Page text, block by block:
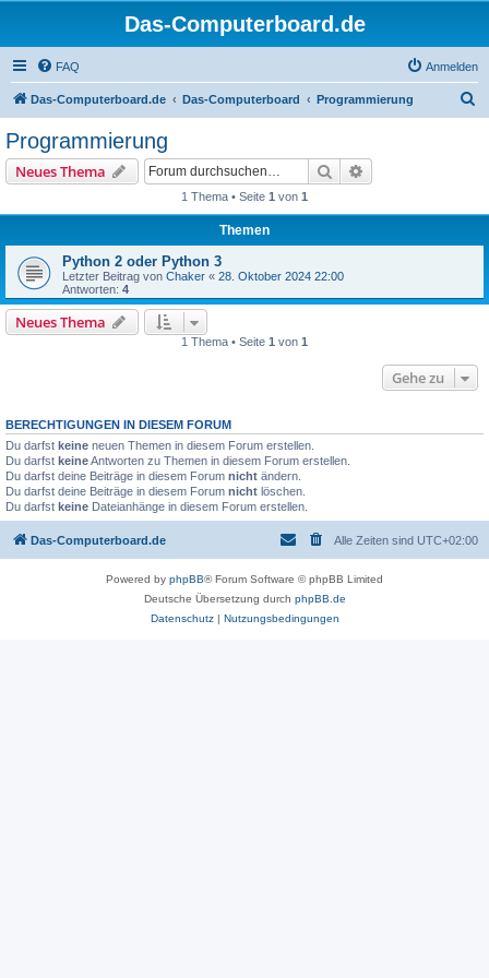
Das-Computerboard.de
FAQ Anmelden
Das-Computerboard.de Das-Computerboard Programmierung
Programmierung
Neues Thema Suche
1 Thema • Seite 1 von 1
Themen
Python 2 oder Python 3
Letzter Beitrag von Chaker « 28. Oktober 2024 22:00
Antworten: 4
Neues Thema
1 Thema • Seite 1 von 1
Gehe zu
BERECHTIGUNGEN IN DIESEM FORUM
Du darfst keine neuen Themen in diesem Forum erstellen.
Du darfst keineAntworten zu Themen in diesem Forum erstellen.
Du darfst deine Beiträge in diesem Forum nicht ändern.
Du darfst deine Beiträge in diesem Forum nicht löschen.
Du darfst keine Dateianhänge in diesem Forum erstellen.
Das-Computerboard.de Alle Zeiten sind UTC+02:00
Powered by phpBB® Forum Software © phpBB Limited
Deutsche Übersetzung durch phpBB.de
Datenschutz| Nutzungsbedingungen